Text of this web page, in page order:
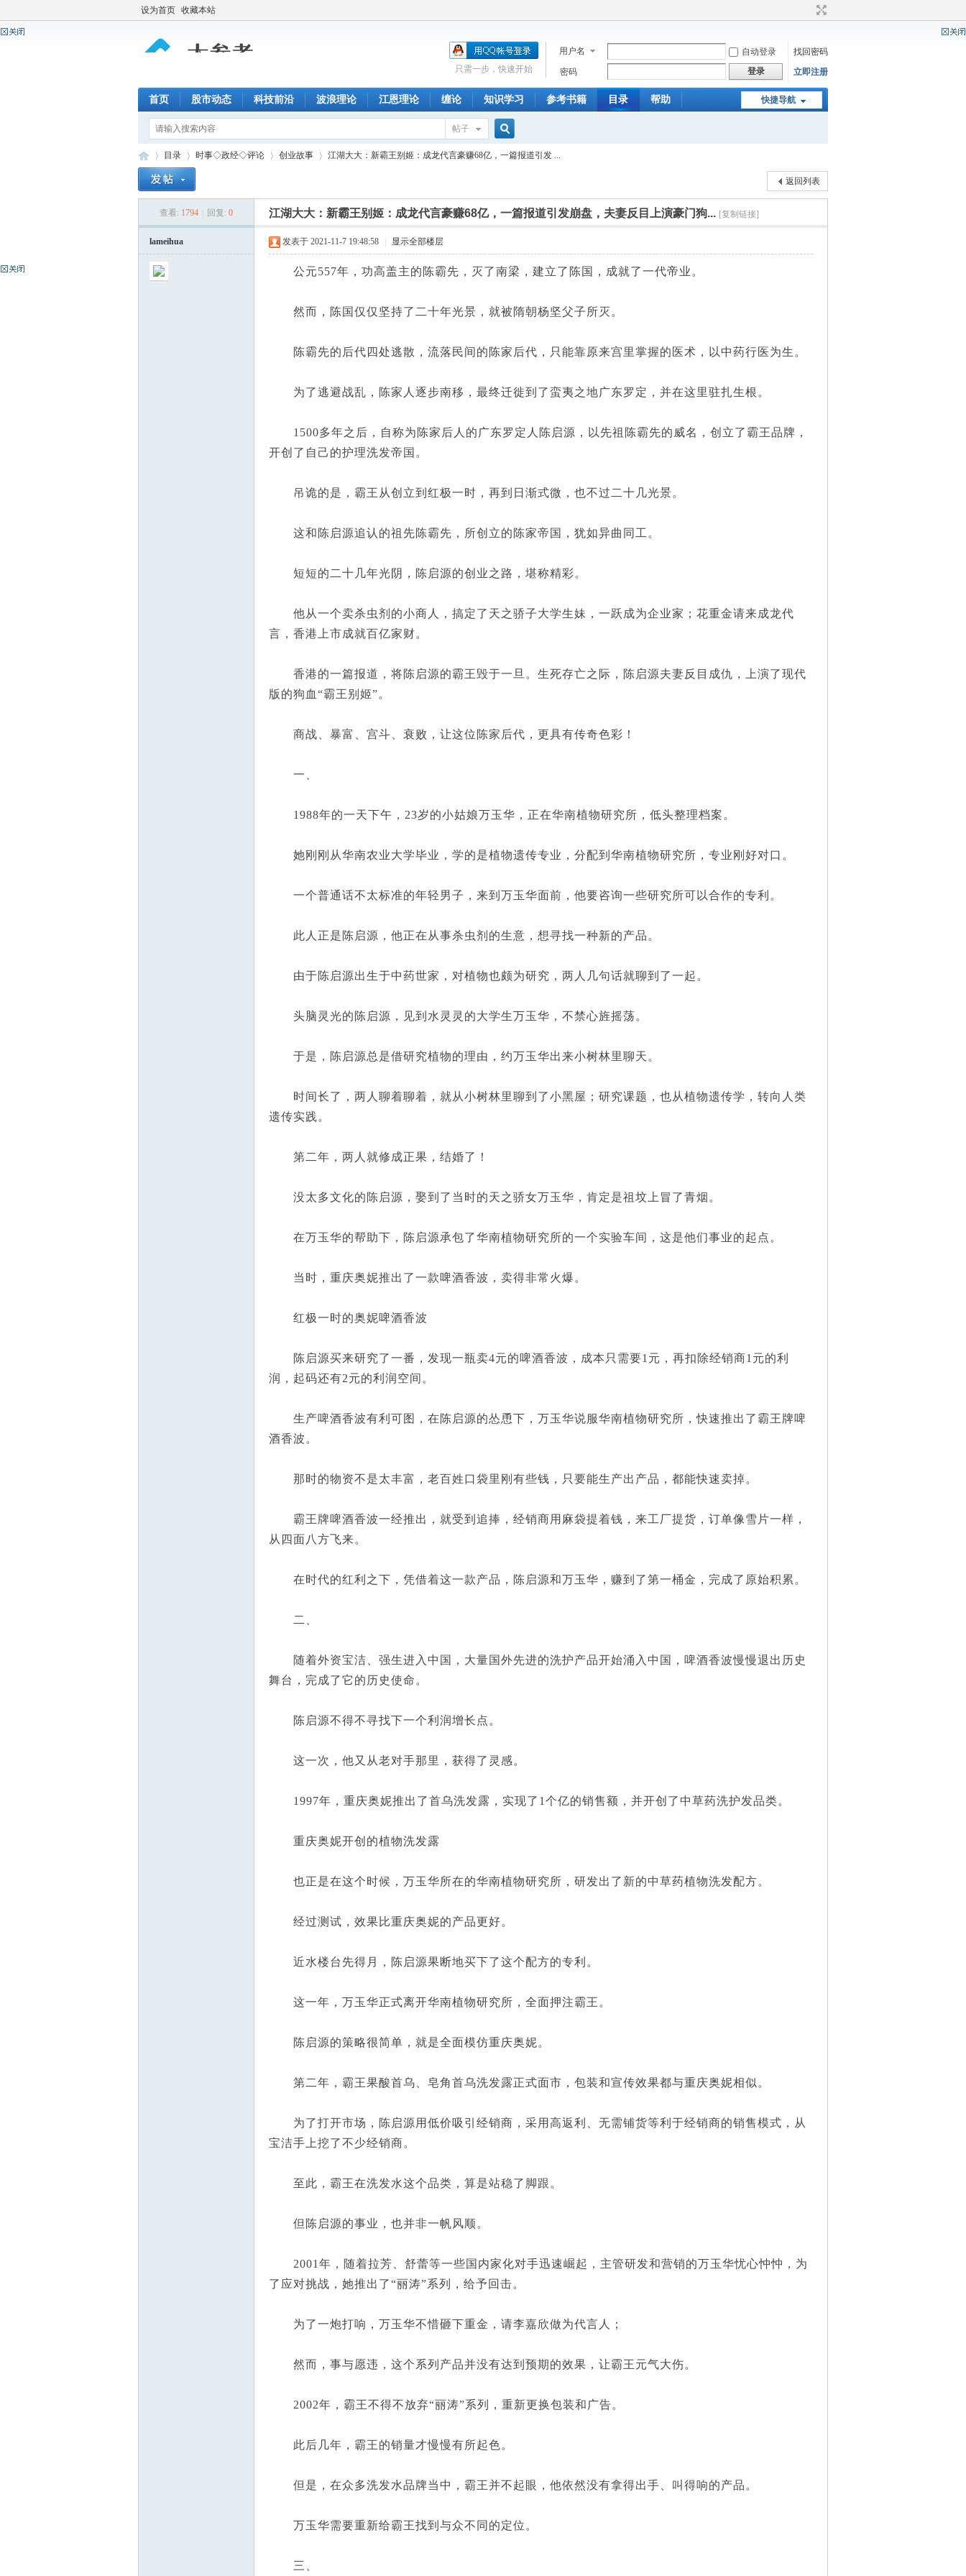
设为首页 收藏本站
用户名 自动登录
找回密码
密码
登录 立即注册
只需一步，快速开始
快捷导航
首页 股市动态 科技前沿 波浪理论 江恩理论 缠论 知识学习 参考书籍 目录 帮助
帖子
搜
索
目录
›
时事◇政经◇评论 创业故事
›
江湖大大：新霸王别姬：成龙代言豪赚68亿，一篇报道引发 ...
返回列表
查看: 1794 回复: 0 江湖大大：新霸王别姬：成龙代言豪赚68亿，一篇报道引发崩盘，夫妻反目上演豪门狗... [复制链接]
lameihua 发表于 2021-11-7 19:48:58 显示全部楼层
公元557年，功高盖主的陈霸先，灭了南梁，建立了陈国，成就了一代帝业。
然而，陈国仅仅坚持了二十年光景，就被隋朝杨坚父子所灭。
陈霸先的后代四处逃散，流落民间的陈家后代，只能靠原来宫里掌握的医术，以中药行医为生。
为了逃避战乱，陈家人逐步南移，最终迁徙到了蛮夷之地广东罗定，并在这里驻扎生根。
1500多年之后，自称为陈家后人的广东罗定人陈启源，以先祖陈霸先的威名，创立了霸王品牌，
开创了自己的护理洗发帝国。
吊诡的是，霸王从创立到红极一时，再到日渐式微，也不过二十几光景。
这和陈启源追认的祖先陈霸先，所创立的陈家帝国，犹如异曲同工。
短短的二十几年光阴，陈启源的创业之路，堪称精彩。
他从一个卖杀虫剂的小商人，搞定了天之骄子大学生妹，一跃成为企业家；花重金请来成龙代
言，香港上市成就百亿家财。
香港的一篇报道，将陈启源的霸王毁于一旦。生死存亡之际，陈启源夫妻反目成仇，上演了现代
版的狗血“霸王别姬”。
商战、暴富、宫斗、衰败，让这位陈家后代，更具有传奇色彩！
一、
1988年的一天下午，23岁的小姑娘万玉华，正在华南植物研究所，低头整理档案。
她刚刚从华南农业大学毕业，学的是植物遗传专业，分配到华南植物研究所，专业刚好对口。
一个普通话不太标准的年轻男子，来到万玉华面前，他要咨询一些研究所可以合作的专利。
此人正是陈启源，他正在从事杀虫剂的生意，想寻找一种新的产品。
由于陈启源出生于中药世家，对植物也颇为研究，两人几句话就聊到了一起。
头脑灵光的陈启源，见到水灵灵的大学生万玉华，不禁心旌摇荡。
于是，陈启源总是借研究植物的理由，约万玉华出来小树林里聊天。
时间长了，两人聊着聊着，就从小树林里聊到了小黑屋；研究课题，也从植物遗传学，转向人类
遗传实践。
第二年，两人就修成正果，结婚了！
没太多文化的陈启源，娶到了当时的天之骄女万玉华，肯定是祖坟上冒了青烟。
在万玉华的帮助下，陈启源承包了华南植物研究所的一个实验车间，这是他们事业的起点。
当时，重庆奥妮推出了一款啤酒香波，卖得非常火爆。
红极一时的奥妮啤酒香波
陈启源买来研究了一番，发现一瓶卖4元的啤酒香波，成本只需要1元，再扣除经销商1元的利
润，起码还有2元的利润空间。
生产啤酒香波有利可图，在陈启源的怂恿下，万玉华说服华南植物研究所，快速推出了霸王牌啤
酒香波。
那时的物资不是太丰富，老百姓口袋里刚有些钱，只要能生产出产品，都能快速卖掉。
霸王牌啤酒香波一经推出，就受到追捧，经销商用麻袋提着钱，来工厂提货，订单像雪片一样，
从四面八方飞来。
在时代的红利之下，凭借着这一款产品，陈启源和万玉华，赚到了第一桶金，完成了原始积累。
二、
随着外资宝洁、强生进入中国，大量国外先进的洗护产品开始涌入中国，啤酒香波慢慢退出历史
舞台，完成了它的历史使命。
陈启源不得不寻找下一个利润增长点。
这一次，他又从老对手那里，获得了灵感。
1997年，重庆奥妮推出了首乌洗发露，实现了1个亿的销售额，并开创了中草药洗护发品类。
重庆奥妮开创的植物洗发露
也正是在这个时候，万玉华所在的华南植物研究所，研发出了新的中草药植物洗发配方。
经过测试，效果比重庆奥妮的产品更好。
近水楼台先得月，陈启源果断地买下了这个配方的专利。
这一年，万玉华正式离开华南植物研究所，全面押注霸王。
陈启源的策略很简单，就是全面模仿重庆奥妮。
第二年，霸王果酸首乌、皂角首乌洗发露正式面市，包装和宣传效果都与重庆奥妮相似。
为了打开市场，陈启源用低价吸引经销商，采用高返利、无需铺货等利于经销商的销售模式，从
宝洁手上挖了不少经销商。
至此，霸王在洗发水这个品类，算是站稳了脚跟。
但陈启源的事业，也并非一帆风顺。
2001年，随着拉芳、舒蕾等一些国内家化对手迅速崛起，主管研发和营销的万玉华忧心忡忡，为
了应对挑战，她推出了“丽涛”系列，给予回击。
为了一炮打响，万玉华不惜砸下重金，请李嘉欣做为代言人；
然而，事与愿违，这个系列产品并没有达到预期的效果，让霸王元气大伤。
2002年，霸王不得不放弃“丽涛”系列，重新更换包装和广告。
此后几年，霸王的销量才慢慢有所起色。
但是，在众多洗发水品牌当中，霸王并不起眼，他依然没有拿得出手、叫得响的产品。
万玉华需要重新给霸王找到与众不同的定位。
三、